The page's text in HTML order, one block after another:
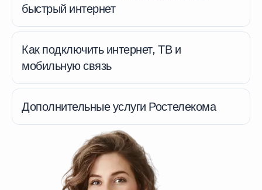
быстрый интернет
Как подключить интернет, ТВ и
мобильную связь
Дополнительные услуги Ростелекома